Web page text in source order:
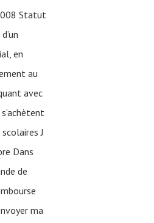
Statut
en
au
avec
J
Dans
de
ma